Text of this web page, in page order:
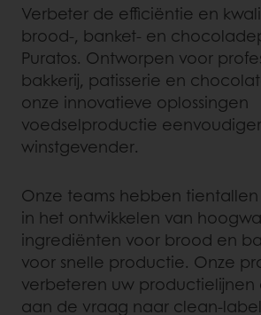
Verbeter de efficiëntie en
brood-, banket- en
Puratos. Ontworpen voor
bakkerij, patisserie en
onze innovatieve oplossingen
voedselproductie
winstgevender.
Onze teams hebben
in het ontwikkelen van
ingrediënten voor brood en
voor snelle productie. Onze
verbeteren uw productielijnen
aan de vraag naar clean-